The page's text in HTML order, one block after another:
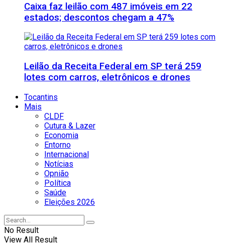
Caixa faz leilão com 487 imóveis em 22
estados; descontos chegam a 47%
Leilão da Receita Federal em SP terá 259
lotes com carros, eletrônicos e drones
Tocantins
Mais
CLDF
Cutura & Lazer
Economia
Entorno
Internacional
Notícias
Opnião
Política
Saúde
Eleições 2026
No Result
View All Result